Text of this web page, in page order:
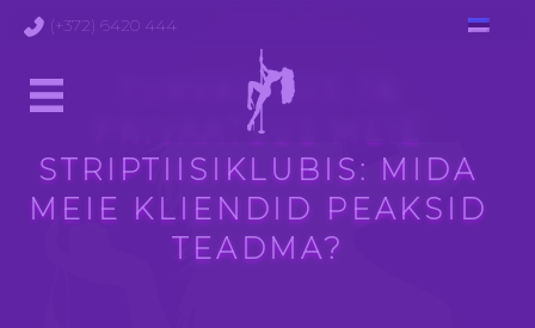
(+372) 6420 444
TURVALISUS JA
PRIVAATSUS MEIE
STRIPTIISIKLUBIS: MIDA
MEIE KLIENDID PEAKSID
TEADMA?